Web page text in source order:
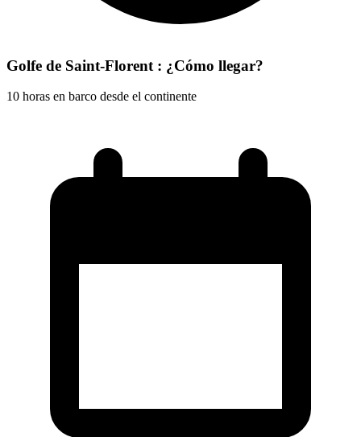
Golfe de Saint-Florent : ¿Cómo llegar?
10 horas en barco desde el continente